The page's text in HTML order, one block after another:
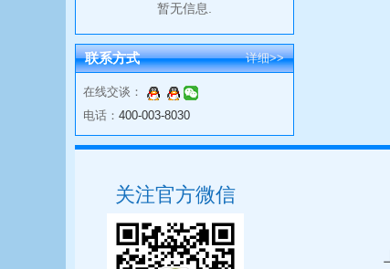
暂无信息.
联系方式 详细>>
在线交谈：
电话： 400-003-8030
关注官方微信